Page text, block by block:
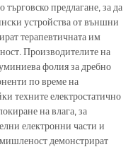
предлагане, за да
устройства от външни
терапевтичната им
Производителите на
фолия за дребно
по време на
техните електростатично
на влага, за
електронни части и
демонстрират